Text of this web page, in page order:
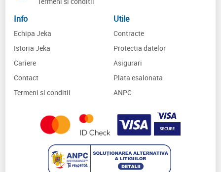
Info
Echipa Jeka
Istoria Jeka
Cariere
Contact
Termeni si conditii
Utile
Contracte
Protectia datelor
Asigurari
Plata esalonata
ANPC